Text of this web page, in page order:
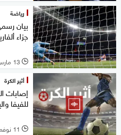
رياضة
بيان
جزاء
l 13 مارس 2025
أثير الكرة
إصابات
للفيفا
l 11 نوفمبر 2024